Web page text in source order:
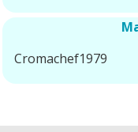
Cromachef1979